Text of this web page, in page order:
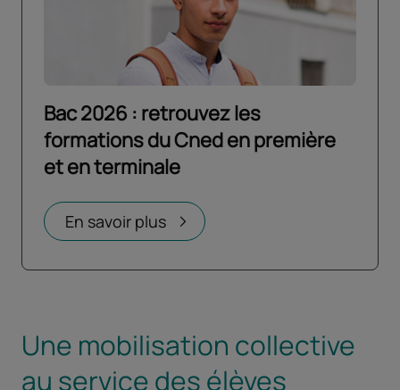
Bac 2026 : retrouvez les
formations du Cned en première
et en terminale
En savoir plus
Ouvrir dans un nouvel onglet
Une mobilisation collective
au service des élèves